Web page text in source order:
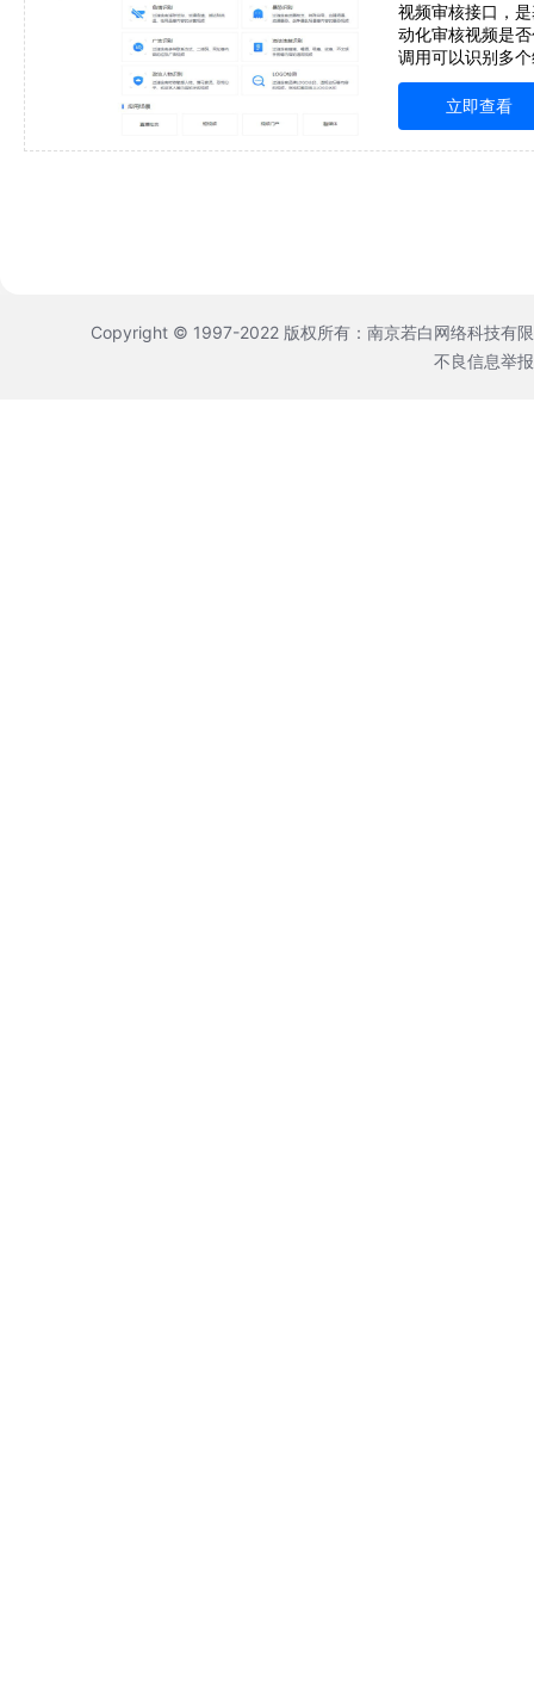
视频审核接口，
动化审核视频是
调用可以识别多
度快效率高，可
审核成本。接口
以内的视频文件
景
立即查看
Copyright © 1997-2022 版权所有：南京若白网络科技有
不良信息举